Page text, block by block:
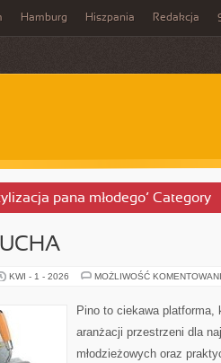
Hamburg Hiszpania Redakcja
pana młodego’ Category
KWI - 1 - 2026 MOŻLIWOŚĆ
Pino to ciekawa platforma,
aranżacji przestrzeni dla
młodzieżowych oraz